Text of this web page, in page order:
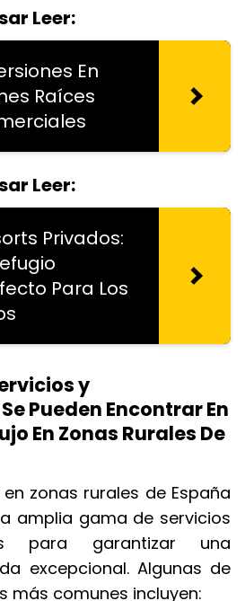
Leer:
En
Raíces
Leer:
Privados:
Para Los
y
Pueden Encontrar En
En Zonas Rurales De
zonas rurales de España
amplia gama de servicios
para garantizar una
excepcional. Algunas de
más comunes incluyen: